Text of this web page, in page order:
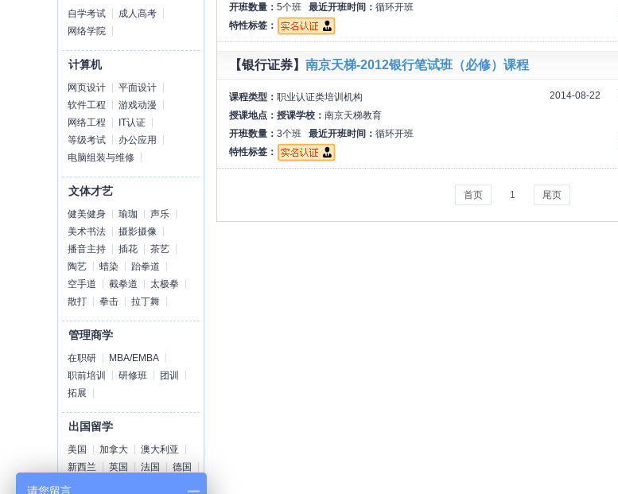
自学考试
成人高考
网络学院
计算机
网页设计
平面设计
软件工程
游戏动漫
网络工程
IT认证
等级考试
办公应用
电脑组装与维修
文体才艺
健美健身 瑜珈
声乐
美术书法
摄影摄像
播音主持
插花
茶艺
陶艺
蜡染
跆拳道
空手道
截拳道
太极拳
散打
拳击 拉丁舞
管理商学
在职研
MBA/EMBA
职前培训
研修班
团训
拓展
出国留学
美国 加拿大
澳大利亚
新西兰
英国 法国
德国
荷兰
开班数量： 5个班 最近开班时间： 循环开班
特性标签：
【银行证券】 南京天梯-2012银行笔试班（必修）课程
课程类型： 职业认证类培训机构
授课地点： 授课学校： 南京天梯教育
开班数量： 3个班 最近开班时间： 循环开班
特性标签：
2014-08-22
首页 1 尾页
请您留言